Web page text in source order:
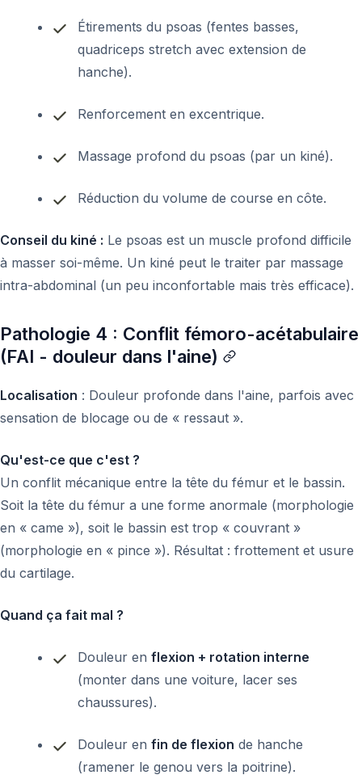
Étirements du psoas (fentes basses,
quadriceps stretch avec extension de
hanche).
Renforcement en excentrique.
Massage profond du psoas (par un kiné).
Réduction du volume de course en côte.
Conseil du kiné : Le psoas est un muscle profond difficile
à masser soi-même. Un kiné peut le traiter par massage
intra-abdominal (un peu inconfortable mais très efficace).
Pathologie 4 : Conflit fémoro-acétabulaire
(FAI - douleur dans l'aine)
Localisation : Douleur profonde dans l'aine, parfois avec
sensation de blocage ou de « ressaut ».
Qu'est-ce que c'est ?
Un conflit mécanique entre la tête du fémur et le bassin.
Soit la tête du fémur a une forme anormale (morphologie
en « came »), soit le bassin est trop « couvrant »
(morphologie en « pince »). Résultat : frottement et usure
du cartilage.
Quand ça fait mal ?
Douleur en flexion + rotation interne
(monter dans une voiture, lacer ses
chaussures).
Douleur en fin de flexion de hanche
(ramener le genou vers la poitrine).